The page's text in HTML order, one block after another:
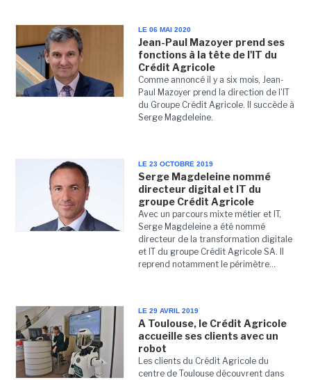
LE 06 MAI 2020
Jean-Paul Mazoyer prend ses
fonctions à la tête de l'IT du
Crédit Agricole
Comme annoncé il y a six mois, Jean-
Paul Mazoyer prend la direction de l'IT
du Groupe Crédit Agricole. Il succède à
Serge Magdeleine.
LE 23 OCTOBRE 2019
Serge Magdeleine nommé
directeur digital et IT du
groupe Crédit Agricole
Avec un parcours mixte métier et IT,
Serge Magdeleine a été nommé
directeur de la transformation digitale
et IT du groupe Crédit Agricole SA. Il
reprend notamment le périmètre...
LE 29 AVRIL 2019
A Toulouse, le Crédit Agricole
accueille ses clients avec un
robot
Les clients du Crédit Agricole du
centre de Toulouse découvrent dans